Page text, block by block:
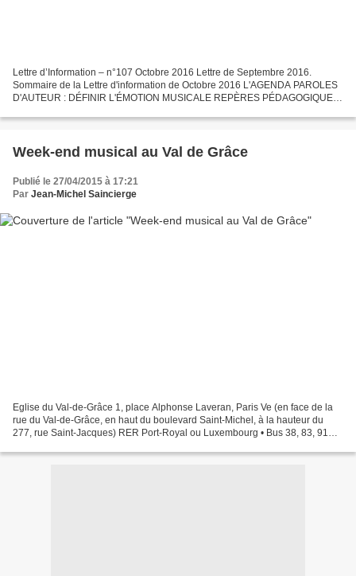
Lettre d’Information – n°107 Octobre 2016 Lettre de Septembre 2016.
Sommaire de la Lettre d'information de Octobre 2016 L'AGENDA PAROLES
D'AUTEUR : DÉFINIR L'ÉMOTION MUSICALE REPÈRES PÉDAGOGIQUES
Week-end musical au Val de Grâce
Publié le 27/04/2015 à 17:21
Par Jean-Michel Saincierge
Eglise du Val-de-Grâce 1, place Alphonse Laveran, Paris Ve (en face de la
rue du Val-de-Grâce, en haut du boulevard Saint-Michel, à la hauteur du
277, rue Saint-Jacques) RER Port-Royal ou Luxembourg • Bus 38, 83, 91